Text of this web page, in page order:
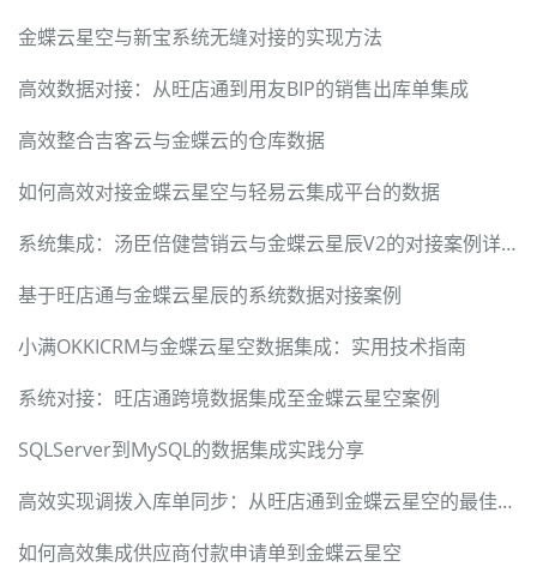
金蝶云星空与新宝系统无缝对接的实现方法
高效数据对接：从旺店通到用友BIP的销售出库单集成
高效整合吉客云与金蝶云的仓库数据
如何高效对接金蝶云星空与轻易云集成平台的数据
系统集成：汤臣倍健营销云与金蝶云星辰V2的对接案例详解
基于旺店通与金蝶云星辰的系统数据对接案例
小满OKKICRM与金蝶云星空数据集成：实用技术指南
系统对接：旺店通跨境数据集成至金蝶云星空案例
SQLServer到MySQL的数据集成实践分享
高效实现调拨入库单同步：从旺店通到金蝶云星空的最佳实践
如何高效集成供应商付款申请单到金蝶云星空